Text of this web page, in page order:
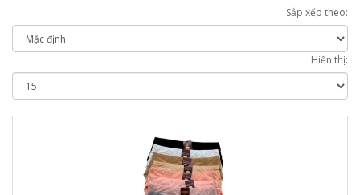
Sắp xếp theo:
Hiển thị: